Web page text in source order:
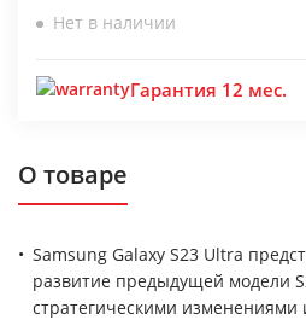
Нет в наличии
Гарантия 12 мес.
О товаре
Samsung Galaxy S23 Ultra
развитие предыдущей модели
стратегическими